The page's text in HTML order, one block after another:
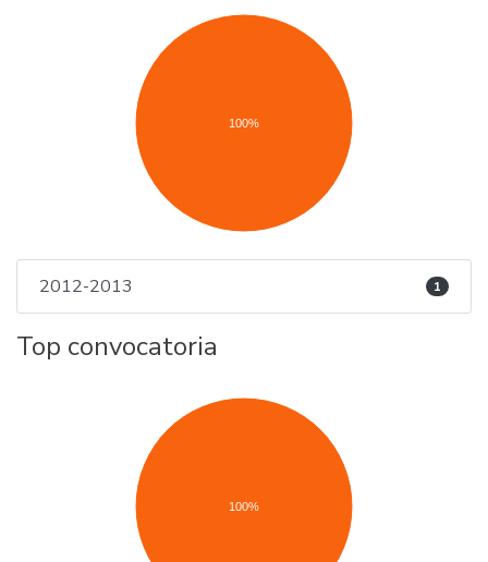
100%
2012-2013 1
Top convocatoria
100%